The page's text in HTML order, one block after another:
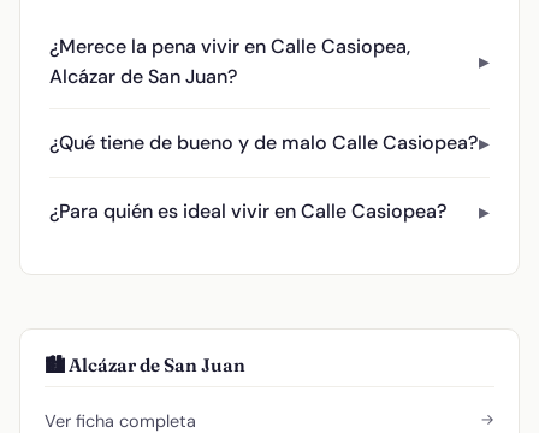
¿Merece la pena vivir en Calle Casiopea,
Alcázar de San Juan?
¿Qué tiene de bueno y de malo Calle Casiopea?
¿Para quién es ideal vivir en Calle Casiopea?
🏙️ Alcázar de San Juan
Ver ficha completa →